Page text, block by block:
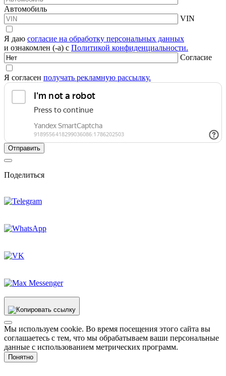
Автомобиль
VIN
Я даю согласие на обработку персональных данных
и ознакомлен (-а) с Политикой конфиденциальности.
Согласие
Я согласен получать рекламную рассылку.
Поделиться
Мы используем cookie. Во время посещения этого сайта вы
соглашаетесь с тем, что мы обрабатываем ваши персональные
данные с использованием метрических программ.
Понятно